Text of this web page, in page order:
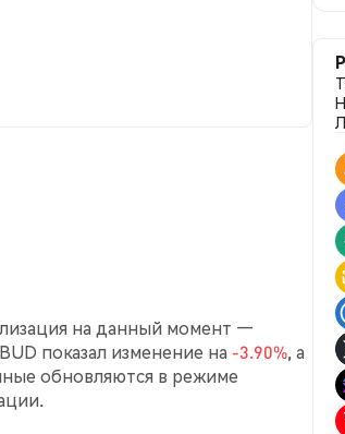
на данный момент —
показал изменение на -3.90%, а
обновляются в режиме